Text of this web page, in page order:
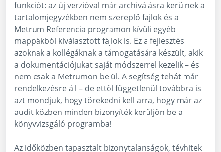
funkciót: az új verzióval már archiválásra kerülnek a
tartalomjegyzékben nem szereplő fájlok és a
Metrum Referencia programon kívüli egyéb
mappákból kiválasztott fájlok is. Ez a fejlesztés
azoknak a kollégáknak a támogatására készült, akik
a dokumentációjukat saját módszerrel kezelik – és
nem csak a Metrumon belül. A segítség tehát már
rendelkezésre áll – de ettől függetlenül továbbra is
azt mondjuk, hogy törekedni kell arra, hogy már az
audit közben minden bizonyíték kerüljön be a
könyvvizsgáló programba!
Az időközben tapasztalt bizonytalanságok, tévhitek